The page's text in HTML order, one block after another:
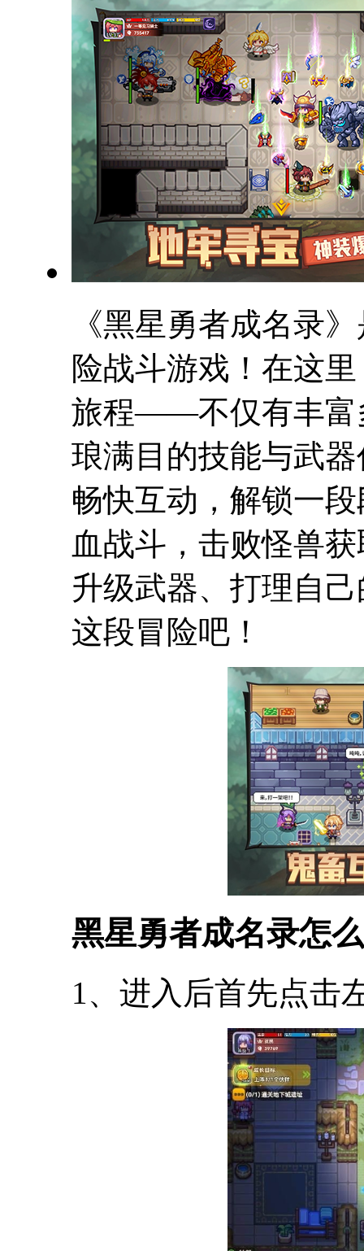
《黑星勇者成名录
险战斗游戏！在这
旅程——不仅有丰富
琅满目的技能与武
畅快互动，解锁一
血战斗，击败怪兽
升级武器、打理自
这段冒险吧！
黑星勇者成名录怎
1、进入后首先点击